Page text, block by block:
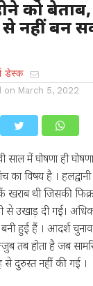
को बेताब,
नहीं बन
डेस्क
on March 5, 2022
में घोषणा ही
का विषय है ।
खराब थी जिसकी
उखाड़ दी गई।
हुई हैं । आदर्श
तब होता है जब
दुरुस्त नहीं की गई ।